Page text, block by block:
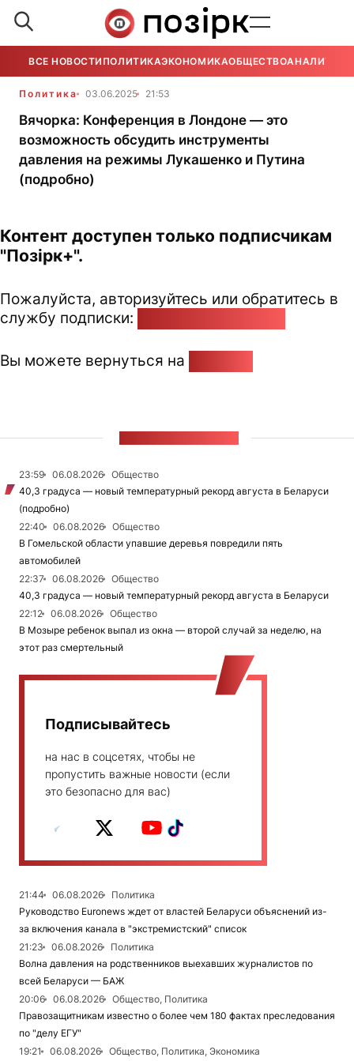
ВСЕ НОВОСТИ ПОЛИТИКАЭКОНОМИКАОБЩЕСТВОАНАЛИТИКА
Политика 03.06.2025 21:53
Вячорка: Конференция в Лондоне — это
возможность обсудить инструменты
давления на режимы Лукашенко и Путина
(подробно)
Контент доступен только подписчикам
"Позірк+".
Пожалуйста, авторизуйтесь или обратитесь в
службу подписки:
Вы можете вернуться на
23:59 06.08.2026
Общество
40,3 градуса — новый температурный рекорд августа в Беларуси
(подробно)
22:40
06.08.2026
Общество
В Гомельской области упавшие деревья повредили пять
автомобилей
22:37
06.08.2026
Общество
40,3 градуса — новый температурный рекорд августа в Беларуси
22:12
06.08.2026
Общество
В Мозыре ребенок выпал из окна — второй случай за неделю, на
этот раз смертельный
Подписывайтесь
на нас в соцсетях, чтобы не
пропустить важные новости (если
это безопасно для вас)
21:44 06.08.2026
Политика
Руководство Euronews ждет от властей Беларуси объяснений из-
за включения канала в "экстремистский" список
21:23
06.08.2026
Политика
Волна давления на родственников выехавших журналистов по
всей Беларуси — БАЖ
20:06
06.08.2026
Общество, Политика
Правозащитникам известно о более чем 180 фактах преследования
по "делу ЕГУ"
19:21
06.08.2026
Общество, Политика, Экономика